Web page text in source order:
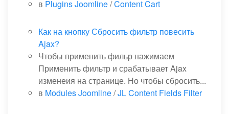
в Plugins Joomline/Content Cart
Как на кнопку Сбросить фильтр повесить
Ajax?
Чтобы применить фильр нажимаем
Применить фильтр и срабатывает Ajax
изменеия на странице. Но чтобы сбросить...
в Modules Joomline/JL Content Fields Filter